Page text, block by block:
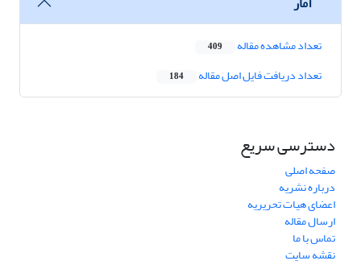
تعداد مشاهده مقاله 409
تعداد دریافت فایل اصل مقاله 184
دسترسی سریع
صفحه اصلی
درباره نشریه
اعضای هیات تحریریه
ارسال مقاله
تماس با ما
نقشه سایت